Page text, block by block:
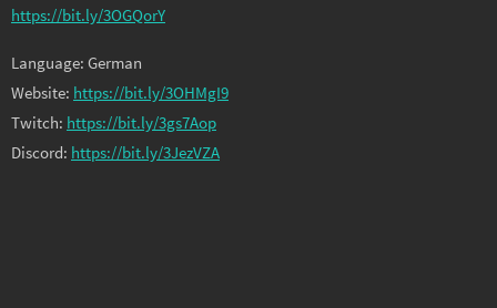
https://bit.ly/3OGQorY
Language: German
Website: https://bit.ly/3OHMgI9
Twitch: https://bit.ly/3gs7Aop
Discord: https://bit.ly/3JezVZA